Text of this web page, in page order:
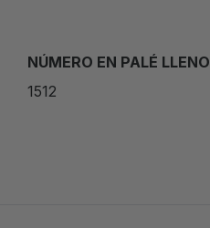
NÚMERO EN PALÉ LLENO
1512